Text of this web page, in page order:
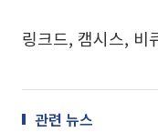
링크드, 캠시스, 비
관련 뉴스